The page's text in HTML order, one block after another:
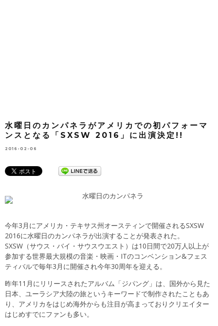
水曜日のカンパネラがアメリカでの初パフォーマ
ンスとなる「SXSW 2016」に出演決定!!
2016-02-06
今年3月にアメリカ・テキサス州オースティンで開催されるSXSW
2016に水曜日のカンパネラが出演することが発表された。
SXSW（サウス・バイ・サウスウエスト）は10日間で20万人以上が
参加する世界最大規模の音楽・映画・ITのコンベンション&フェス
ティバルで毎年3月に開催され今年30周年を迎える。
昨年11月にリリースされたアルバム「ジパング」は、国外から見た
日本、ユーラシア大陸の旅というキーワードで制作されたこともあ
り、アメリカをはじめ海外からも注目が高まっておりクリエイター
はじめすでにファンも多い。